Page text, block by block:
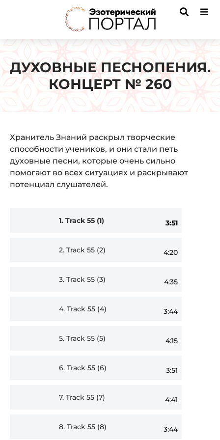
ДУХОВНЫЕ ПЕСНОПЕНИЯ.
КОНЦЕРТ № 260
Хранитель Знаний раскрыл творческие
способности учеников, и они стали петь
духовные песни, которые очень сильно
помогают во всех ситуациях и раскрывают
потенциал слушателей.
1. Track 55 (1) 3:51
2. Track 55 (2) 4:20
3. Track 55 (3) 4:35
4. Track 55 (4) 3:44
5. Track 55 (5) 4:15
6. Track 55 (6) 3:51
7. Track 55 (7) 4:41
8. Track 55 (8) 3:44